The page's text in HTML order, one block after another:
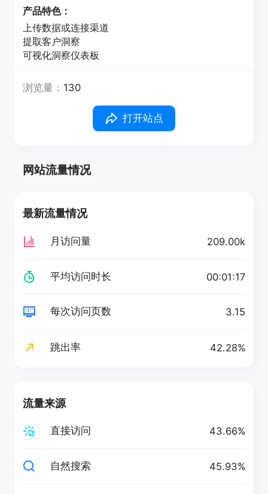
产品特色：
上传数据或连接渠道
提取客户洞察
可视化洞察仪表板
浏览量： 130
打开站点
网站流量情况
最新流量情况
月访问量 209.00k
平均访问时长 00:01:17
每次访问页数 3.15
跳出率 42.28%
流量来源
直接访问 43.66%
自然搜索 45.93%